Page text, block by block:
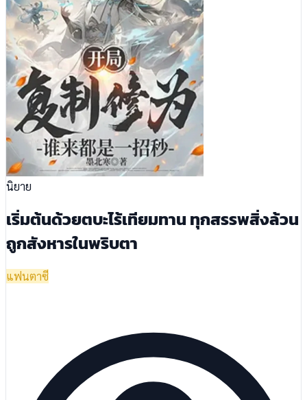
นิยาย
เริ่มต้นด้วยตบะไร้เทียมทาน ทุกสรรพสิ่งล้วน
ถูกสังหารในพริบตา
แฟนตาซี